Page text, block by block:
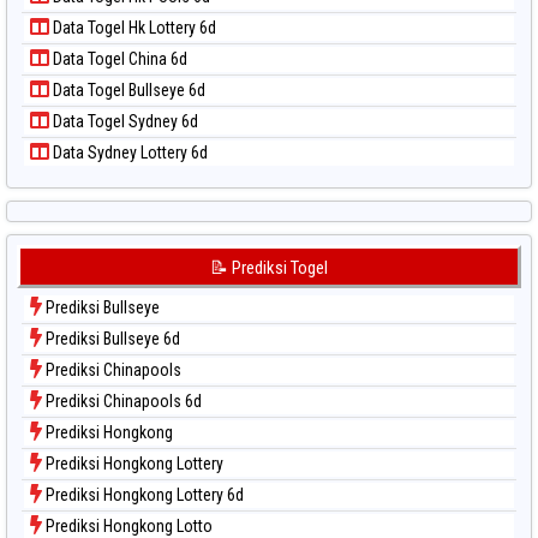
Data Togel Nagoya
Data Togel North Carolina Day
Data Togel Pcso
Data Togel Sao Paulo
Data Togel Singapore
Data Togel Sydney
Data Togel Sydney Lottery
Data Togel Sydney Lottery 6d
Data Togel Sydney Lotto
Data Togel Sydney Pools 6d
Data Togel Taipei
Data Togel Taiwan
Data Togel Hk Lottery 6d
Data Togel China 6d
Data Togel Bullseye 6d
Data Togel Sydney 6d
Data Sydney Lottery 6d
📝 Prediksi Togel
Prediksi Bullseye
Prediksi Bullseye 6d
Prediksi Chinapools
Prediksi Chinapools 6d
Prediksi Hongkong
Prediksi Hongkong Lottery
Prediksi Hongkong Lottery 6d
Prediksi Hongkong Lotto